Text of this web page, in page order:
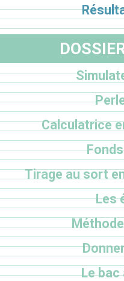
Calculatrice
Tirage au sort
Les
Le bac